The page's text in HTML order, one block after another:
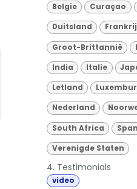
Belgie Curaçao
Duitsland
Groot-Brittannië
India Italie
Letland
Nederland
South Africa
Verenigde Staten
4. Testimonials
video